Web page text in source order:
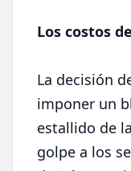
Los costos
La decisión
imponer un
estallido de
golpe a los